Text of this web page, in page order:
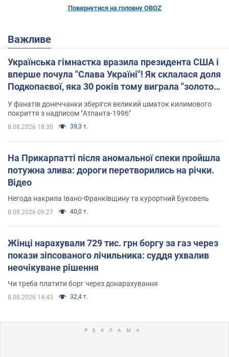
Повернутися на головну OBOZ
Важливе
Українська гімнастка вразила президента США і
вперше почула "Слава Україні"! Як склалася доля
Подкопаєвої, яка 30 років тому виграла "золото"
Олімпіади
У фанатів донеччанки зберігся великий шматок килимового
покриття з надписом "Атланта-1996"
8.08.2026 18:30 39,3 т.
На Прикарпатті після аномальної спеки пройшла
потужна злива: дороги перетворились на річки.
Відео
Негода накрила Івано-Франківщину та курортний Буковель
8.08.2026 09:27 40,0 т.
Жінці нарахували 729 тис. грн боргу за газ через
покази зіпсованого лічильника: суддя ухвалив
неочікуване рішення
Чи треба платити борг через донарахування
8.08.2026 14:43 32,4 т.